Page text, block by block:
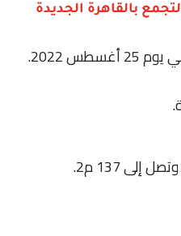
بالقاهرة الجديدة